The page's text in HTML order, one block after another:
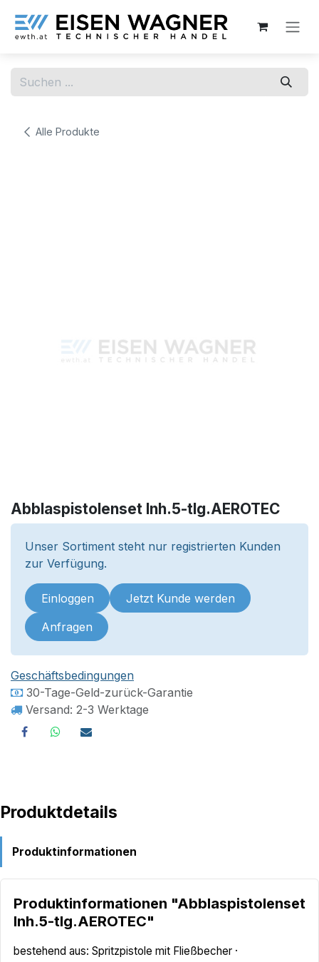
Alle Produkte
Abblaspistolenset Inh.5-tlg.AEROTEC
Unser Sortiment steht nur registrierten Kunden
zur Verfügung.
Einloggen Jetzt Kunde werden
Anfragen
Geschäftsbedingungen
30-Tage-Geld-zurück-Garantie
Versand: 2-3 Werktage
Produktdetails
Produktinformationen
Produktinformationen "Abblaspistolenset
Inh.5-tlg.AEROTEC"
bestehend aus: Spritzpistole mit Fließbecher ·